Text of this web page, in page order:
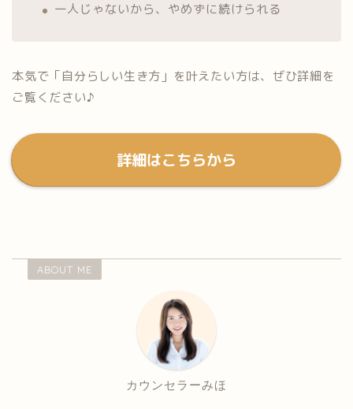
一人じゃないから、やめずに続けられる
本気で「自分らしい生き方」を叶えたい方は、ぜひ詳細を
ご覧ください♪
詳細はこちらから
ABOUT ME
カウンセラーみほ